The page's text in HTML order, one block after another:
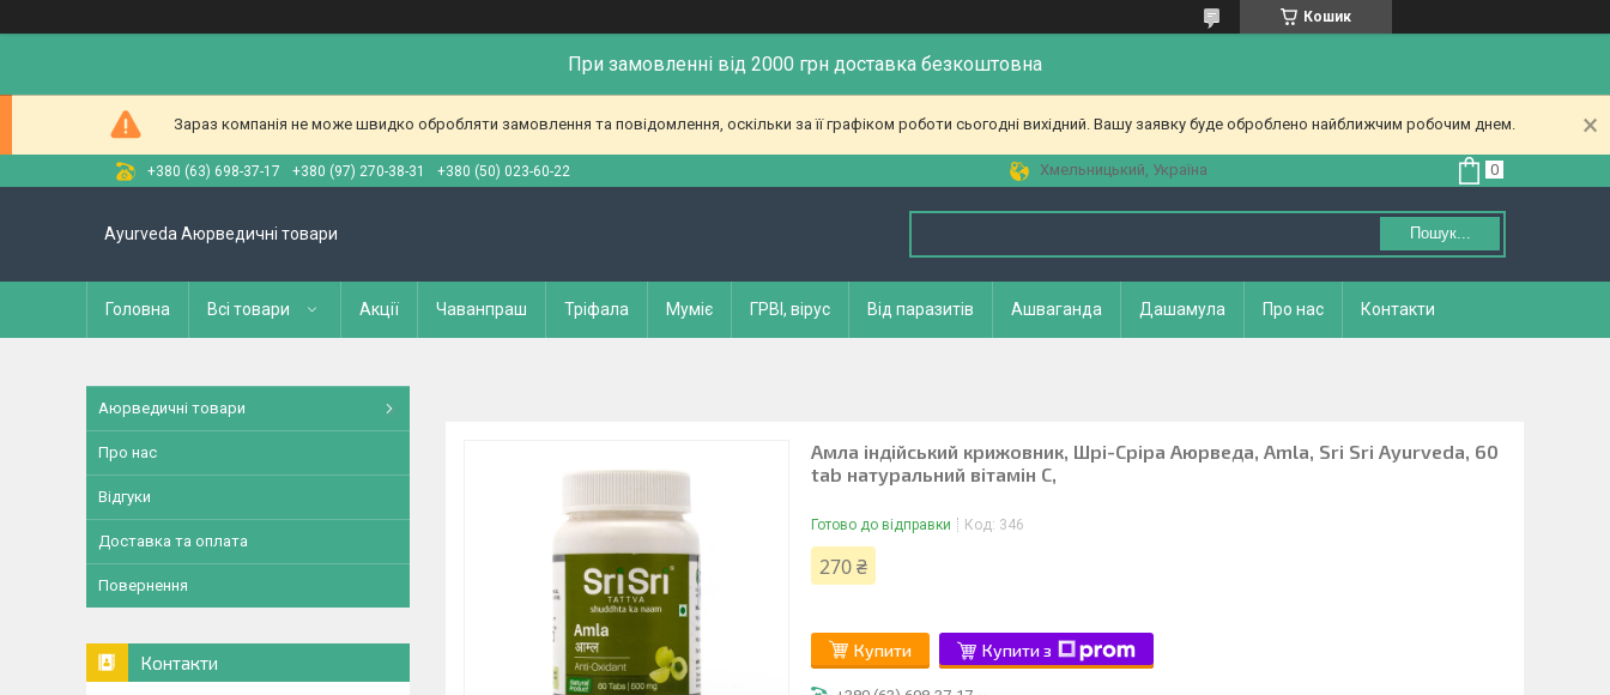
Кошик
При замовленні від 2000 грн доставка безкоштовна
Зараз компанія не може швидко обробляти замовлення та повідомлення, оскільки за її графіком роботи сьогодні вихідний. Вашу заявку буде оброблено найближчим робочим днем.
+380 (63) 698-37-17 +380 (97) 270-38-31 +380 (50) 023-60-22 Хмельницький, Україна
Ayurveda Аюрведичні товари Пошук...
Головна Всі товари Акції Чаванпраш Тріфала Муміє ГРВІ, вірус Від паразитів Ашваганда Дашамула Про нас Контакти
Амла індійський крижовник, Шрі-Сріра Аюрведа, Amla, Sri Sri Ayurveda, 60
tab натуральний вітамін С,
Готово до відправки Код: 346
270 ₴
Купити Купити з
Аюрведичні товари
Про нас
Відгуки
Доставка та оплата
Повернення
Контакти